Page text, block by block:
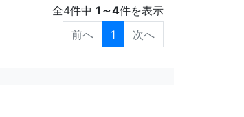
全4件中 1 ～4件を表示
1